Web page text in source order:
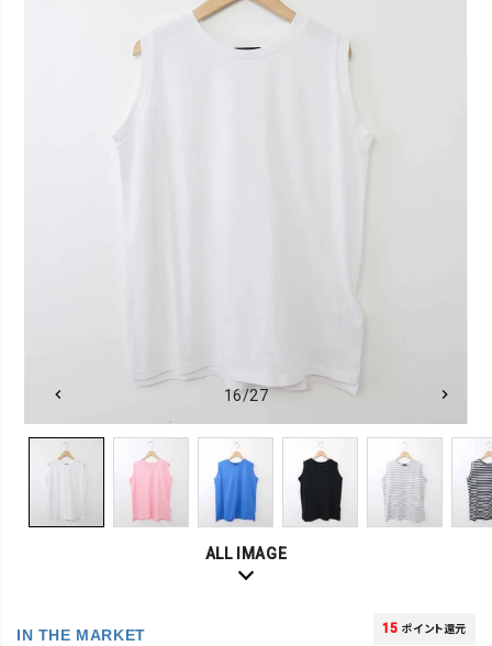
16/27
ALL IMAGE
IN THE MARKET
15 ポイント還元